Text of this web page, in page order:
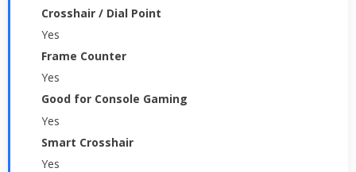
Crosshair / Dial Point
Yes
Frame Counter
Yes
Good for Console Gaming
Yes
Smart Crosshair
Yes